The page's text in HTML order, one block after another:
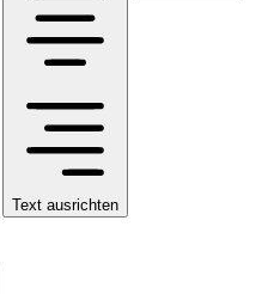
Text ausrichten